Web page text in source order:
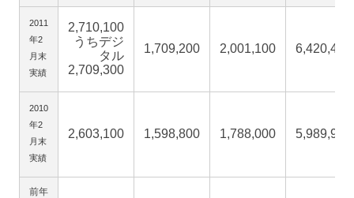
2011
年2
月末
実績
2,710,100
うちデジ
タル
2,709,300
1,709,200 2,001,100 6,420,400
2010
年2
月末
実績
2,603,100 1,598,800 1,788,000 5,989,900
前年